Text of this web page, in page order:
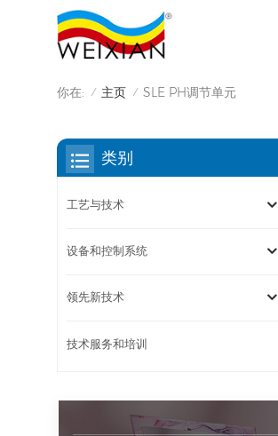
你在: / 主页 / SLE PH调节单元
类别
工艺与技术
设备和控制系统
领先新技术
技术服务和培训